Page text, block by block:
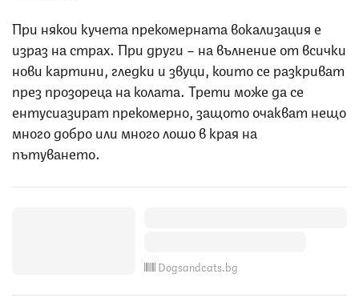
При някои кучета прекомерната вокализация е
израз на страх. При други – на вълнение от всички
нови картини, гледки и звуци, които се разкриват
през прозореца на колата. Трети може да се
ентусиазират прекомерно, защото очакват нещо
много добро или много лошо в края на
пътуването.
Dogsandcats.bg